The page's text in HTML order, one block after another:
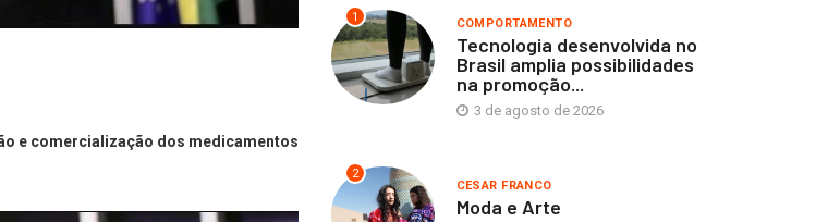
e comercialização dos medicamentos
1 COMPORTAMENTO
Tecnologia desenvolvida no
Brasil amplia possibilidades
na promoção...
3 de agosto de 2026
2
CESAR FRANCO
Moda e Arte